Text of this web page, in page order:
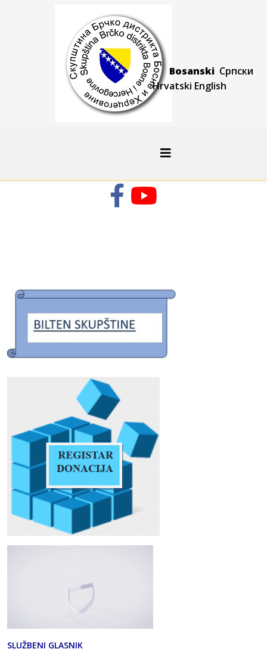
Bosanski Српски
Hrvatski English
SLUŽBENI GLASNIK